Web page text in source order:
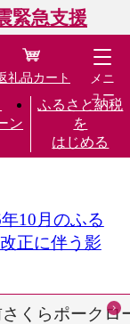
緊急支援
ン
ふるさと納税
を
はじめる
礼品カート
メニ
ュー
年10月のふる
正に伴う影
さくらポークロ